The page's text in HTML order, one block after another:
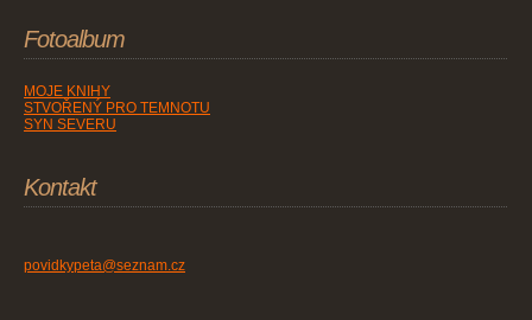
Fotoalbum
MOJE KNIHY
STVOŘENÝ PRO TEMNOTU
SYN SEVERU
Kontakt
povidkypeta@seznam.cz